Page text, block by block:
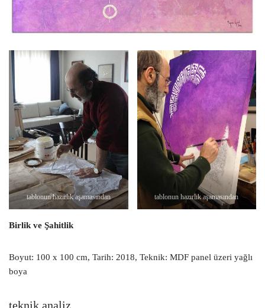
tablonun hazırlık aşamasından tablonun hazırlık aşamasından
Birlik ve Şahitlik
Boyut: 100 x 100 cm, Tarih: 2018, Teknik: MDF panel üzeri yağlı
boya
teknik analiz